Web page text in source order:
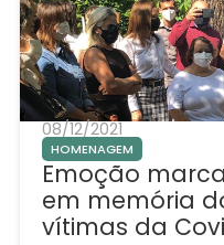
08/12/2021
HOMENAGEM
Emoção
em memória
vítimas da